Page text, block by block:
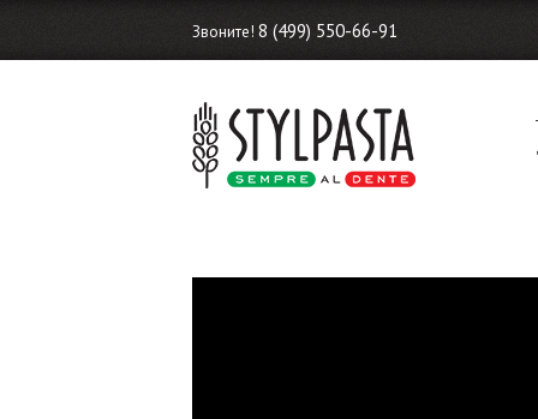
Звоните! 8 (499) 550-66-91